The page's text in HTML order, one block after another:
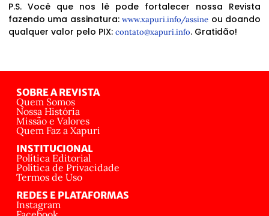
P.S. Você que nos lê pode fortalecer nossa Revista
fazendo uma assinatura:www.xapuri.info/assine ou doando
qualquer valor pelo PIX: contato@xapuri.info. Gratidão!
SOBRE A REVISTA
Quem Somos
Nossa História
Missão e Valores
Quem Faz a Xapuri
INSTITUCIONAL
Política Editorial
Política de Privacidade
Termos de Uso
REDES E PLATAFORMAS
Instagram